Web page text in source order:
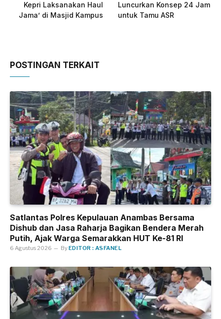
Kepri Laksanakan Haul
Jama’ di Masjid Kampus
Luncurkan Konsep 24 Jam
untuk Tamu ASR
POSTINGAN TERKAIT
Satlantas Polres Kepulauan Anambas Bersama
Dishub dan Jasa Raharja Bagikan Bendera Merah
Putih, Ajak Warga Semarakkan HUT Ke-81 RI
6 Agustus 2026 ByEDITOR : ASFANEL